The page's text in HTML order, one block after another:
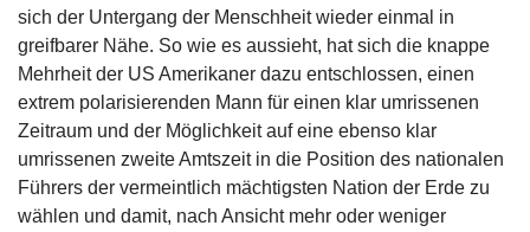
sich der Untergang der Menschheit wieder einmal in
greifbarer Nähe. So wie es aussieht, hat sich die knappe
Mehrheit der US Amerikaner dazu entschlossen, einen
extrem polarisierenden Mann für einen klar umrissenen
Zeitraum und der Möglichkeit auf eine ebenso klar
umrissenen zweite Amtszeit in die Position des nationalen
Führers der vermeintlich mächtigsten Nation der Erde zu
wählen und damit, nach Ansicht mehr oder weniger